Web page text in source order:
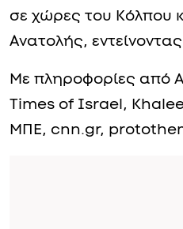
σε χώρες του Κόλπου
Ανατολής,
Με πληροφορίες από
Times of Israel,
ΜΠΕ, cnn.gr,